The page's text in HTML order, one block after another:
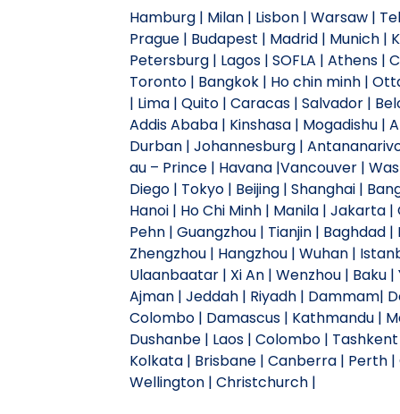
Hamburg | Milan | Lisbon | Warsaw |
Prague | Budapest | Madrid | Munich |
Petersburg | Lagos | SOFLA | Athens
Toronto | Bangkok | Ho chin minh |
| Lima | Quito | Caracas | Salvador |
Addis Ababa | Kinshasa | Mogadishu |
Durban | Johannesburg |
au – Prince | Havana |Vancouver |
Diego | Tokyo | Beijing | Shanghai |
Hanoi | Ho Chi Minh | Manila | Jakarta
Pehn | Guangzhou | Tianjin | Baghdad
Zhengzhou | Hangzhou | Wuhan |
Ulaanbaatar | Xi An | Wenzhou | Baku
Ajman | Jeddah | Riyadh | Dammam|
Colombo | Damascus | Kathmandu |
Dushanbe | Laos | Colombo |
Kolkata | Brisbane | Canberra | Perth
Wellington | Christchurch |